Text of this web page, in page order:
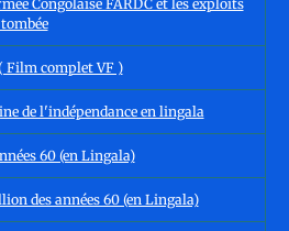
Congolaise FARDC et les exploits
Film complet VF )
de l'indépendance en lingala
60 (en Lingala)
des années 60 (en Lingala)